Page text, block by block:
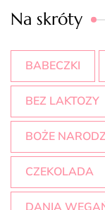
Na skróty
BABECZKI
BEZ LAKTOZY
BOŻE
CZEKOLADA
DANIA